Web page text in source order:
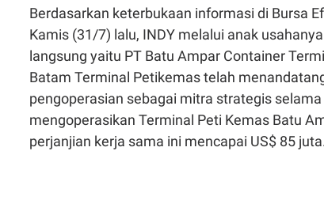
Berdasarkan keterbukaan informasi di Bursa
Kamis (31/7) lalu, INDY melalui anak
langsung yaitu PT Batu Ampar Container
Batam Terminal Petikemas telah
pengoperasian sebagai mitra strategis
mengoperasikan Terminal Peti Kemas Batu
perjanjian kerja sama ini mencapai US$ 85 juta.